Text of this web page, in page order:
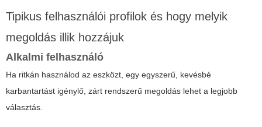
Tipikus felhasználói profilok és hogy melyik
megoldás illik hozzájuk
Alkalmi felhasználó
Ha ritkán használod az eszközt, egy egyszerű, kevésbé
karbantartást igénylő, zárt rendszerű megoldás lehet a legjobb
választás.